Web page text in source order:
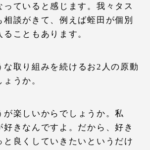
っていると感じます。我々タス
相談がきて、例えば蛭田が個別
こともあります。
取り組みを続けるお2人の原動
うか。
楽しいからでしょうか。私
好きなんですよ。だから、好き
と良くしていきたいというだけ